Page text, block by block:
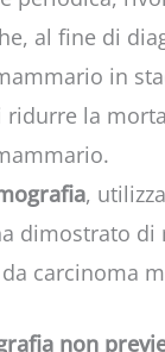
al fine di
in
ridurre la
,
dimostrato
carcinoma
non